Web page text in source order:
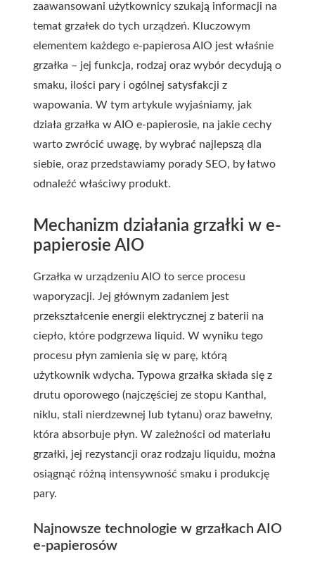
zaawansowani użytkownicy szukają informacji na
temat grzałek do tych urządzeń. Kluczowym
elementem każdego e-papierosa AIO jest właśnie
grzałka – jej funkcja, rodzaj oraz wybór decydują o
smaku, ilości pary i ogólnej satysfakcji z
wapowania. W tym artykule wyjaśniamy, jak
działa grzałka w AIO e-papierosie, na jakie cechy
warto zwrócić uwagę, by wybrać najlepszą dla
siebie, oraz przedstawiamy porady SEO, by łatwo
odnaleźć właściwy produkt.
Mechanizm działania grzałki w e-
papierosie AIO
Grzałka w urządzeniu AIO to serce procesu
waporyzacji. Jej głównym zadaniem jest
przekształcenie energii elektrycznej z baterii na
ciepło, które podgrzewa liquid. W wyniku tego
procesu płyn zamienia się w parę, którą
użytkownik wdycha. Typowa grzałka składa się z
drutu oporowego (najczęściej ze stopu Kanthal,
niklu, stali nierdzewnej lub tytanu) oraz bawełny,
która absorbuje płyn. W zależności od materiału
grzałki, jej rezystancji oraz rodzaju liquidu, można
osiągnąć różną intensywność smaku i produkcję
pary.
Najnowsze technologie w grzałkach AIO
e-papierosów